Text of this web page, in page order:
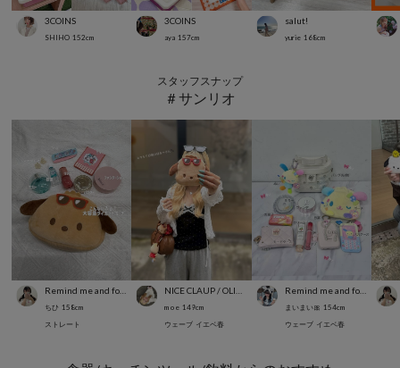
3COINS
SHIHO 152cm
3COINS
aya 157cm
salut!
yurie 168cm
スタッフスナップ
＃サンリオ
ちひ 158cm
ストレート
m o e 149cm
ウェーブ イエベ春
Remind me and forever
まいまい🎀 154cm
ウェーブ イエベ春